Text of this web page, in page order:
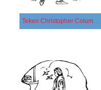
Teken Christopher Columbus simpel